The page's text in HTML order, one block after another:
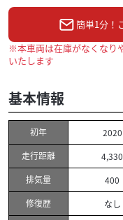
簡単1分！
※本車両は在庫がなくなり
いたします
基本情報
初年 2020
走行距離
4,330
排気量
400
修復歴
なし